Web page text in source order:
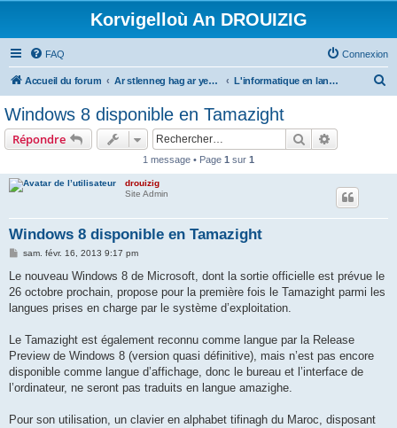
Korvigelloù An DROUIZIG
FAQ Connexion
Accueil du forum Ar stlenneg hag ar yezhoù bihan er bed a-bezh L'informatique en langues régionales et minoritaires
Windows 8 disponible en Tamazight
Répondre Rechercher
1 message • Page 1 sur 1
drouizig
Site Admin
Windows 8 disponible en Tamazight
M
s
a
g
sam. févr. 16, 2013 9:17 pm
Le nouveau Windows 8 de Microsoft, dont la sortie officielle est prévue le
26 octobre prochain, propose pour la première fois le Tamazight parmi les
langues prises en charge par le système d’exploitation.
Le Tamazight est également reconnu comme langue par la Release
Preview de Windows 8 (version quasi définitive), mais n’est pas encore
disponible comme langue d’affichage, donc le bureau et l’interface de
l’ordinateur, ne seront pas traduits en langue amazighe.
Pour son utilisation, un clavier en alphabet tifinagh du Maroc, disposant